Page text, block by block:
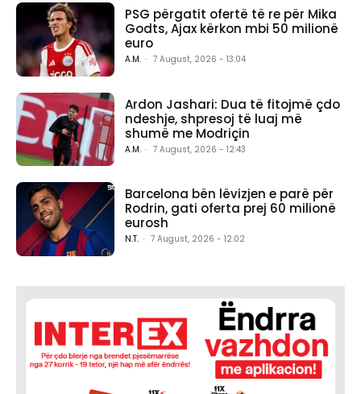
PSG përgatit ofertë të re për Mika
Godts, Ajax kërkon mbi 50 milionë
euro
A.M. - 7 August, 2026 - 13:04
Ardon Jashari: Dua të fitojmë çdo
ndeshje, shpresoj të luaj më
shumë me Modriçin
A.M. - 7 August, 2026 - 12:43
Barcelona bën lëvizjen e parë për
Rodrin, gati oferta prej 60 milionë
eurosh
N.T. - 7 August, 2026 - 12:02